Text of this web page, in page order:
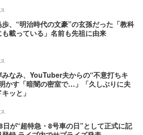
歩、“明治時代の文豪”の玄孫だった「教科
も載っている」名前も先祖に由来
みなみ、YouTuber夫からの“不意打ちキ
かす「暗闇の密室で…」「久しぶりに夫
ッと」
日が“超特急・8号車の日”として正式に記